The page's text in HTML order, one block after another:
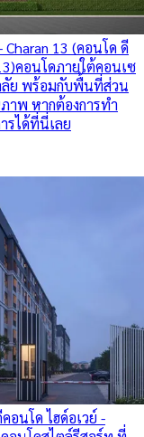
Charan 13 (คอนโด ดี
คอนโดภายใต้คอนเซ
ย พร้อมกับพื้นที่ส่วน
าพ หากต้องการทำ
รได้ที่นี่เลย
อนโด ไฮด์อเวย์ -